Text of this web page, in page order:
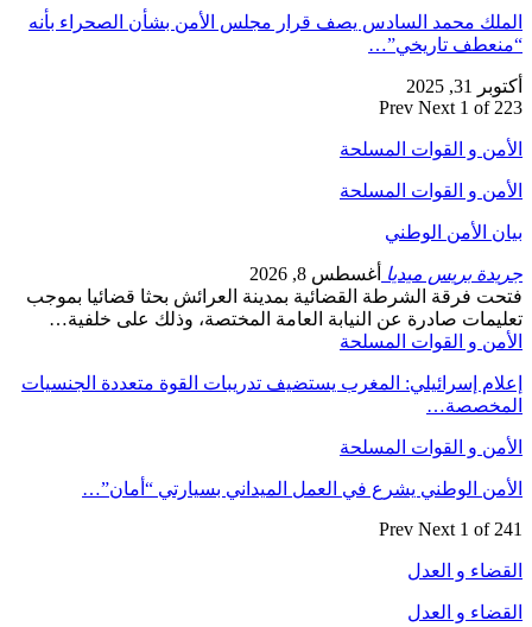
الملك محمد السادس يصف قرار مجلس الأمن بشأن الصحراء بأنه
“منعطف تاريخي”…
أكتوبر 31, 2025
Prev Next 1 of 223
الأمن و القوات المسلحة
الأمن و القوات المسلحة
بيان الأمن الوطني
جريدة بريس ميديا أغسطس 8, 2026
فتحت فرقة الشرطة القضائية بمدينة العرائش بحثا قضائيا بموجب
تعليمات صادرة عن النيابة العامة المختصة، وذلك على خلفية…
الأمن و القوات المسلحة
إعلام إسرائيلي: المغرب يستضيف تدريبات القوة متعددة الجنسيات
المخصصة…
الأمن و القوات المسلحة
الأمن الوطني يشرع في العمل الميداني بسيارتي “أمان”…
Prev Next 1 of 241
القضاء و العدل
القضاء و العدل